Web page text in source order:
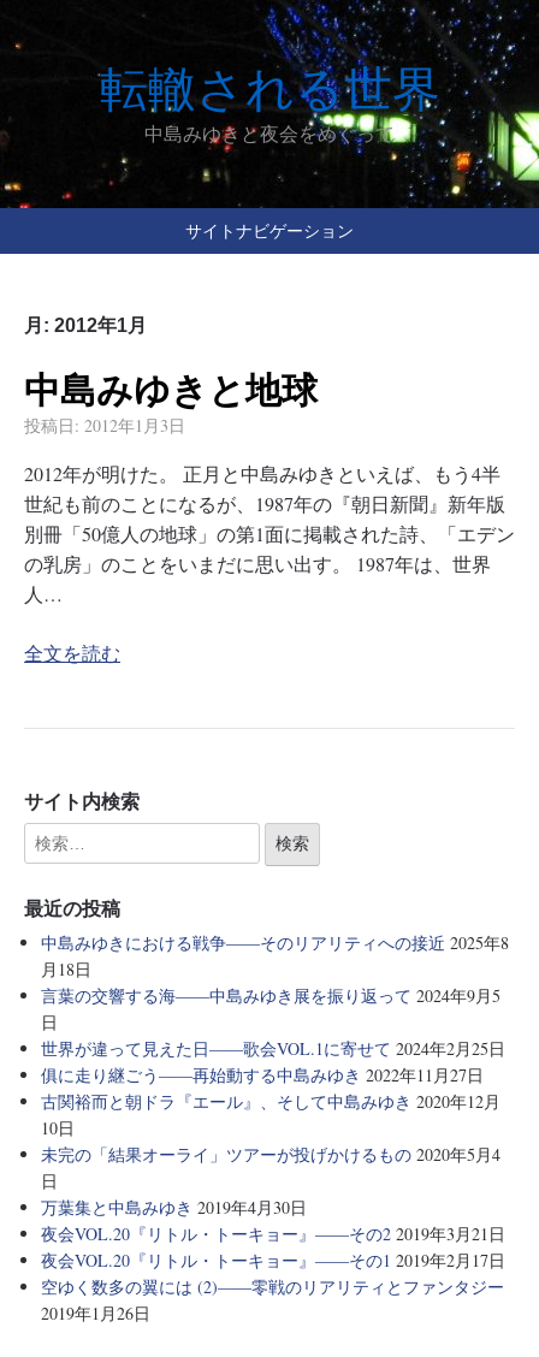
転轍される世界
中島みゆきと夜会をめぐって
サイトナビゲーション
月: 2012年1月
中島みゆきと地球
投稿日: 2012年1月3日
2012年が明けた。 正月と中島みゆきといえば、もう4半
世紀も前のことになるが、1987年の『朝日新聞』新年版
別冊「50億人の地球」の第1面に掲載された詩、「エデン
の乳房」のことをいまだに思い出す。 1987年は、世界
人…
全文を読む
サイト内検索
最近の投稿
中島みゆきにおける戦争――そのリアリティへの接近 2025年8
月18日
言葉の交響する海――中島みゆき展を振り返って 2024年9月5
日
世界が違って見えた日――歌会VOL.1に寄せて 2024年2月25日
俱に走り継ごう――再始動する中島みゆき 2022年11月27日
古関裕而と朝ドラ『エール』、そして中島みゆき 2020年12月
10日
未完の「結果オーライ」ツアーが投げかけるもの 2020年5月4
日
万葉集と中島みゆき 2019年4月30日
夜会VOL.20『リトル・トーキョー』――その2 2019年3月21日
夜会VOL.20『リトル・トーキョー』――その1 2019年2月17日
空ゆく数多の翼には (2)――零戦のリアリティとファンタジー
2019年1月26日